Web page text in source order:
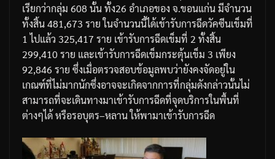
เรียกว่ากลุ่ม 608นั้นทั้ง26 อำเภอของ จ.ขอนแก่นมีจำนวน
ทั้งสิ้น481,673 ราย ในจำนวนนี้ได้เข้ารับการฉีดวัคซีนเข็มที่
1ไปแล้ว 325,417 ราย เข้ารับการฉีดเข็มที่ 2 ทั้งสิ้น
299,410ราย และเข้ารับการฉีดเข็มกระตุ้นเข็ม 3 เพียง
92,846 ราย ซึ่งเมื่อตรวจสอบข้อมูลพบว่ายังคงจัดอยู่ใน
เกณฑ์ที่ไม่มากนักซึ่งอาจจะเกิดจากการที่กลุ่มดังกล่าวนั้นไม่
สามารถที่จะเดินทางมาเข้ารับการฉีดที่จุดบริการในพื้นที่
ต่างๆได้หรือรอบุตร–หลานให้พามาเข้ารับการฉีด